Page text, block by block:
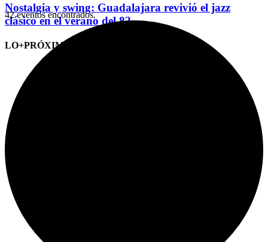
Nostalgia y swing: Guadalajara revivió el jazz
clásico en el verano del 82
LO+PRÓXIMO (CITAS)
42 eventos encontrados.